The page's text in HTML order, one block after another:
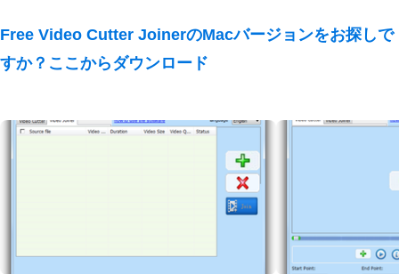
Free Video Cutter JoinerのMacバージョンをお探しで
すか？ここからダウンロード